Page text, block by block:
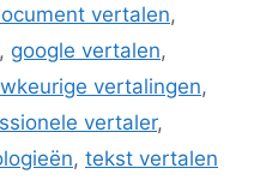
vertalen,
, google vertalen,
vertalingen,
vertaler,
, tekst vertalen